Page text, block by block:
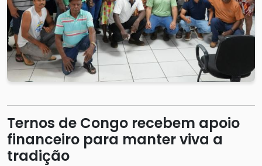
Ternos de Congo recebem apoio
financeiro para manter viva a
tradição